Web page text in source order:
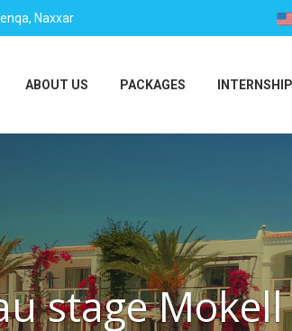
Naxxar
ABOUT US PACKAGES
stage Mokell